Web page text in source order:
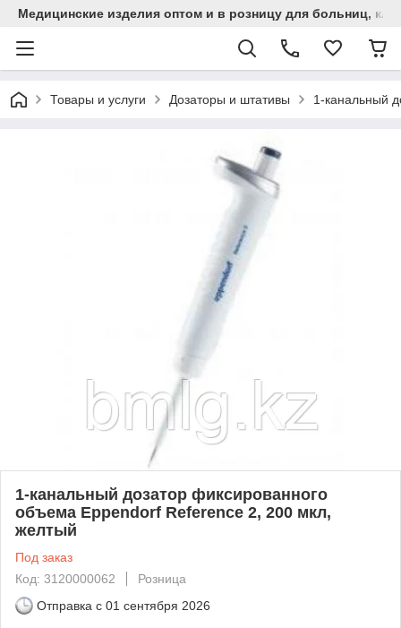
Медицинские изделия оптом и в розницу для больниц,
Товары и услуги Дозаторы и штативы 1-канальный
1-канальный дозатор фиксированного
объема Eppendorf Reference 2, 200 мкл,
желтый
Под заказ
Код: 3120000062
Розница
Отправка с 01 сентября 2026